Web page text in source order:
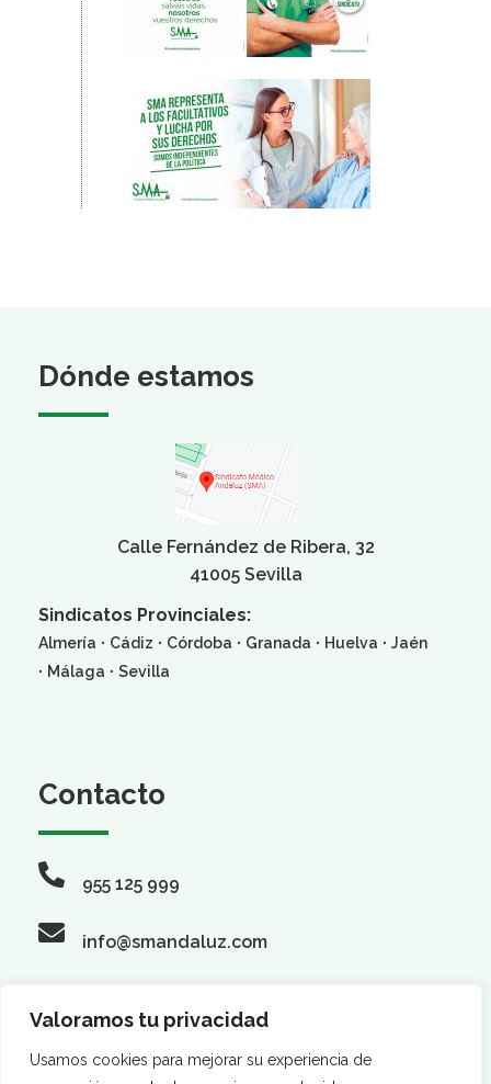
Valoramos tu privacidad
Usamos cookies para mejorar su experiencia de
Dónde estamos
Calle Fernández de Ribera, 32
41005 Sevilla
Sindicatos Provinciales:
Almería · Cádiz · Córdoba · Granada · Huelva · Jaén
· Málaga · Sevilla
Contacto
955 125 999
info@smandaluz.com
Síguenos